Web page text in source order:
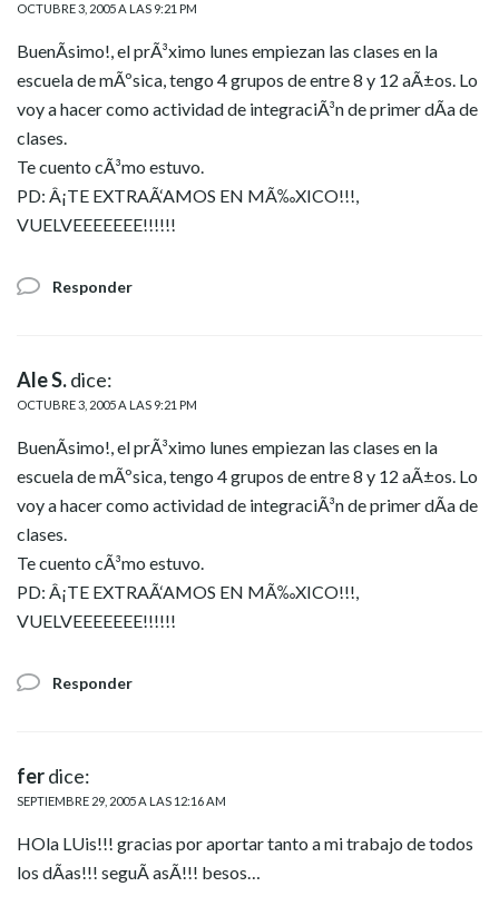
OCTUBRE 3, 2005 A LAS 9:21 PM
BuenÃ­simo!, el prÃ³ximo lunes empiezan las clases en la
escuela de mÃºsica, tengo 4 grupos de entre 8 y 12 aÃ±os. Lo
voy a hacer como actividad de integraciÃ³n de primer dÃ­a de
clases.
Te cuento cÃ³mo estuvo.
PD: Â¡TE EXTRAÃ‘AMOS EN MÃ‰XICO!!!,
VUELVEEEEEEE!!!!!!
Responder
Ale S.dice:
OCTUBRE 3, 2005 A LAS 9:21 PM
BuenÃ­simo!, el prÃ³ximo lunes empiezan las clases en la
escuela de mÃºsica, tengo 4 grupos de entre 8 y 12 aÃ±os. Lo
voy a hacer como actividad de integraciÃ³n de primer dÃ­a de
clases.
Te cuento cÃ³mo estuvo.
PD: Â¡TE EXTRAÃ‘AMOS EN MÃ‰XICO!!!,
VUELVEEEEEEE!!!!!!
Responder
ferdice:
SEPTIEMBRE 29, 2005 A LAS 12:16 AM
HOla LUis!!! gracias por aportar tanto a mi trabajo de todos
los dÃ­as!!! seguÃ­ asÃ­!!! besos…